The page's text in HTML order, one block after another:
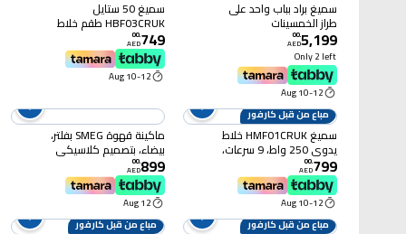
سميغ براد بباب واحد على
طراز الخمسينات
لترًا - أحمر
5,199
.
00
AED
Only 2 left
10-12 Aug
سميغ 50 ستايل
HBF03CRUK طقم خلاط
يدوي 700 واط، سرعات
متغيرة - كريمي
749
.
00
AED
10-12 Aug
مباع من قبل كارفور
سميغ HMF01CRUK خلاط
يدوي 250 واط، 9 سرعات،
كريمي
799
.
00
AED
10-12 Aug
ماكينة قهوة SMEG بفلتر،
بيضاء، بتصميم كلاسيكي
أكواب، تشغيل تلقائي
قابل للبرمجة، تحكم في
كثافة النكهة ووظيفة
الحفاظ على الحرارة
899
.
00
AED
12 Aug
مباع من قبل كارفور
مباع من قبل كارفور